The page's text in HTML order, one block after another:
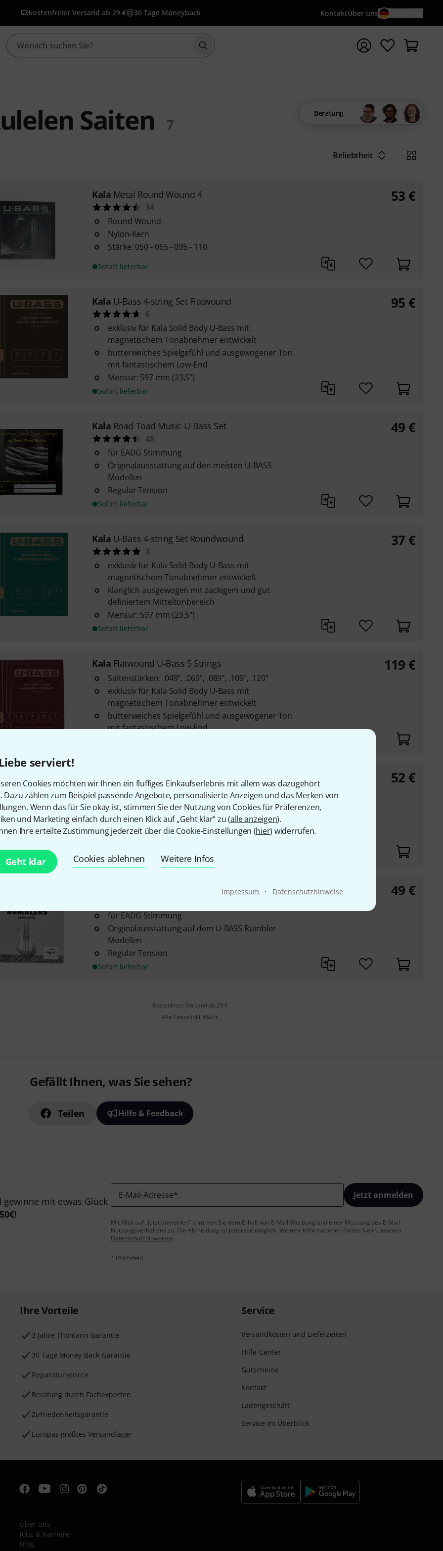
serviert!
Cookies möchten wir Ihnen ein fluffiges Einkaufserlebnis mit allem was dazugehört
Dazu zählen zum Beispiel passende Angebote, personalisierte Anzeigen und das Merken von
Wenn das für Sie okay ist, stimmen Sie der Nutzung von Cookies für Präferenzen,
und Marketing einfach durch einen Klick auf „Geht klar“ zu (alle anzeigen).
Ihre erteilte Zustimmung jederzeit über die Cookie-Einstellungen (hier) widerrufen.
Geht klar Cookies ablehnen Weitere Infos
Impressum · Datenschutzhinweise
kostenfreier Versand ab 29 € 30 Tage Moneyback KontaktÜber uns
Suche mit Suchwort {searchTerm} starten
Saiten 7
Beratung
Beliebtheit
Kala Metal Round Wound 4
34
Round Wound
Nylon-Kern
Stärke: 050 - 065 - 095 - 110
Sofort lieferbar
53 €
Kala U-Bass 4-string Set Flatwound
6
exklusiv für Kala Solid Body U-Bass mit
magnetischem Tonabnehmer entwickelt
butterweiches Spielgefühl und ausgewogener Ton
mit fantastischem Low-End
Mensur: 597 mm (23,5")
Sofort lieferbar
95 €
Kala Road Toad Music U-Bass Set
48
für EADG Stimmung
Originalausstattung auf den meisten U-BASS
Modellen
Regular Tension
Sofort lieferbar
49 €
Kala U-Bass 4-string Set Roundwound
3
exklusiv für Kala Solid Body U-Bass mit
magnetischem Tonabnehmer entwickelt
klanglich ausgewogen mit zackigem und gut
definiertem Mitteltonbereich
Mensur: 597 mm (23,5")
Sofort lieferbar
37 €
Kala Flatwound U-Bass 5 Strings
Saitenstärken: .049", .069", .089", .109", .120"
exklusiv für Kala Solid Body U-Bass mit
magnetischem Tonabnehmer entwickelt
butterweiches Spielgefühl und ausgewogener Ton
mit fantastischem Low-End
119 €
Saitenstärken: .050", .065", .095", .110", .120"
exklusiv für Kala Solid Body U-Bass mit
magnetischem Tonabnehmer entwickelt
klanglich ausgewogen mit zackigem und gut
Sofort lieferbar
52 €
Silver Rumblers U-Bass Strings
für EADG Stimmung
Originalausstattung auf dem U-BASS Rumbler
Modellen
Regular Tension
Sofort lieferbar
49 €
Kostenloser Versand ab 29 €
Alle Preise inkl. MwSt.
Gefällt Ihnen, was Sie sehen?
Teilen Hilfe & Feedback
mit etwas Glück
50€!
E-Mail-Adresse* Jetzt anmelden
Mit Klick auf „Jetzt anmelden“ stimmen Sie dem Erhalt von E-Mail-Werbung und einer Messung des E-Mail-
Nutzungsverhaltens zu. Die Abmeldung ist jederzeit möglich. Weitere Informationen finden Sie in unseren
Datenschutzhinweisen.
* Pflichtfeld
Ihre Vorteile
3 Jahre Thomann Garantie
30 Tage Money-Back-Garantie
Reparaturservice
Beratung durch Fachexperten
Zufriedenheitsgarantie
Europas größtes Versandlager
Service
Versandkosten und Lieferzeiten
Hilfe-Center
Gutscheine
Kontakt
Ladengeschäft
Service im Überblick
Über uns
Jobs & Karriere
Blog